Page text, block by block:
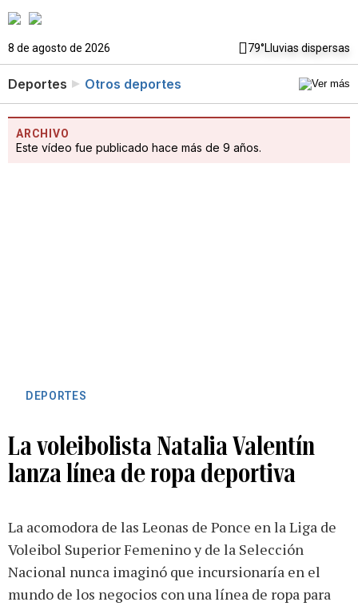
8 de agosto de 2026 79°Lluvias dispersas
Deportes Otros deportes
ARCHIVO
Este vídeo fue publicado hace más de 9 años.
DEPORTES
La voleibolista Natalia Valentín
lanza línea de ropa deportiva
La acomodora de las Leonas de Ponce en la Liga de
Voleibol Superior Femenino y de la Selección
Nacional nunca imaginó que incursionaría en el
mundo de los negocios con una línea de ropa para